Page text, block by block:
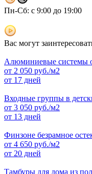
Пн-Сб: с 9:00 до 19:00
Вас могут
Алюминиевые системы
от 2 050 руб./м2
от 17 дней
Входные группы в
от 3 050 руб./м2
от 13 дней
Финзоне безрамное
от 4 650 руб./м2
от 20 дней
Тамбуры для дома из